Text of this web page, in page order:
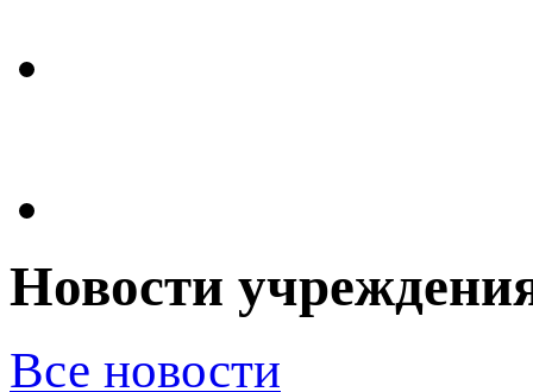
Новости
Все новости